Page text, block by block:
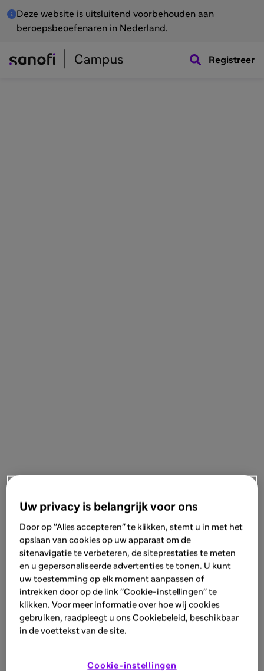
Deze website is uitsluitend voorbehouden aan
beroepsbeoefenaren in Nederland.
Registreer
Uw privacy is belangrijk voor ons
Door op "Alles accepteren" te klikken, stemt u in met het
opslaan van cookies op uw apparaat om de
sitenavigatie te verbeteren, de siteprestaties te meten
en u gepersonaliseerde advertenties te tonen. U kunt
uw toestemming op elk moment aanpassen of
intrekken door op de link "Cookie-instellingen" te
klikken. Voor meer informatie over hoe wij cookies
gebruiken, raadpleegt u ons Cookiebeleid, beschikbaar
in de voettekst van de site.
Cookie-instellingen